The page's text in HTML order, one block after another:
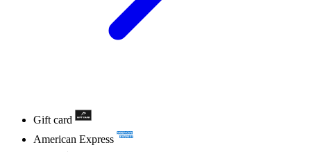
Gift card
American Express